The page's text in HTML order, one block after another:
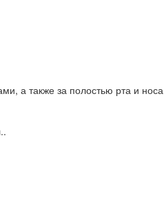
а также за полостью рта и